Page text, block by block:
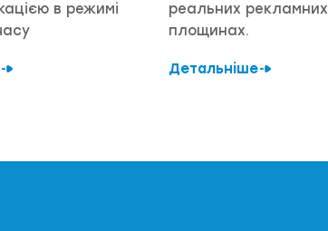
в режимі
реальних рекламних
площинах.
Детальніше